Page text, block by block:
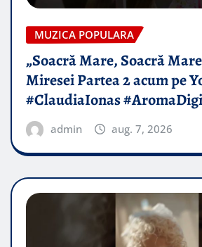
MUZICA POPULARA
„Soacră Mare, Soacră
Miresei Partea 2 acum pe
#ClaudiaIonas
admin aug. 7, 2026